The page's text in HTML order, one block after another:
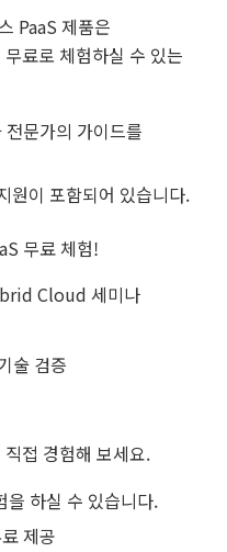
PaaS 제품은
료로 체험하실 수 있는
문가의 가이드를
이 포함되어 있습니다.
무료 체험!
Cloud 세미나
술 검증
접 경험해 보세요.
을 하실 수 있습니다.
제공